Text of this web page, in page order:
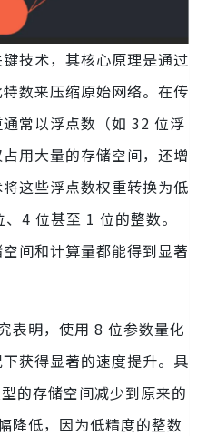
技术，其核心原理是通过
数来压缩原始网络。在传
常以浮点数（如 32 位浮
用大量的存储空间，还增
这些浮点数权重转换为低
4 位甚至 1 位的整数。
间和计算量都能得到显著
表明，使用 8 位参数量化
获得显著的速度提升。具
的存储空间减少到原来的
降低，因为低精度的整数